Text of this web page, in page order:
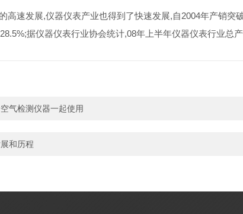
速发展,仪器仪表产业也得到了快速发展,自2004年产销突
据仪器仪表行业协会统计,08年上半年仪器仪表行业
气检测仪器一起使用
和历程